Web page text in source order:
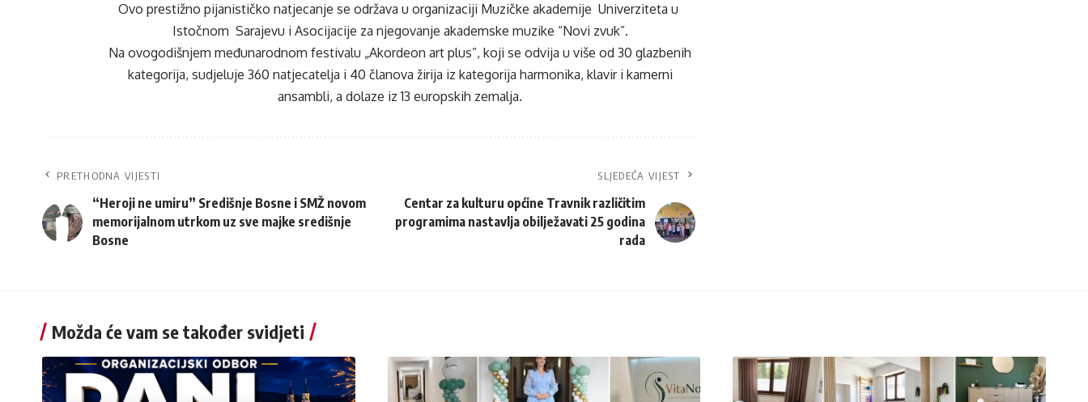
Ovo prestižno pijanističko natjecanje se održava u organizaciji Muzičke akademije Univerziteta u
Istočnom Sarajevu i Asocijacije za njegovanje akademske muzike “Novi zvuk”.
Na ovogodišnjem međunarodnom festivalu „Akordeon art plus”, koji se odvija u više od 30 glazbenih
kategorija, sudjeluje 360 natjecatelja i 40 članova žirija iz kategorija harmonika, klavir i kamerni
ansambli, a dolaze iz 13 europskih zemalja.
PRETHODNA VIJESTI
“Heroji ne umiru” Središnje Bosne i SMŽ novom
memorijalnom utrkom uz sve majke središnje
Bosne
SLJEDEĆA VIJEST
Centar za kulturu općine Travnik različitim
programima nastavlja obilježavati 25 godina
rada
Možda će vam se također svidjeti